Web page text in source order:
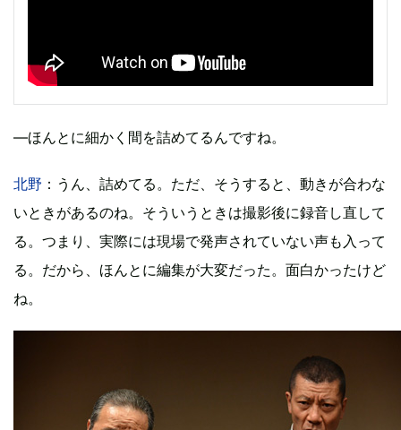
―ほんとに細かく間を詰めてるんですね。
北野 ：うん、詰めてる。ただ、そうすると、動きが合わな
いときがあるのね。そういうときは撮影後に録音し直して
る。つまり、実際には現場で発声されていない声も入って
る。だから、ほんとに編集が大変だった。面白かったけど
ね。